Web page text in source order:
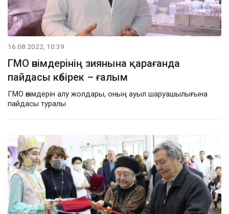
16.08.2022, 10:39
ГМО өнімдерінің зиянына қарағанда
пайдасы көбірек – ғалым
ГМО өнімдерін алу жолдары, оның ауыл шаруашылығына
пайдасы туралы